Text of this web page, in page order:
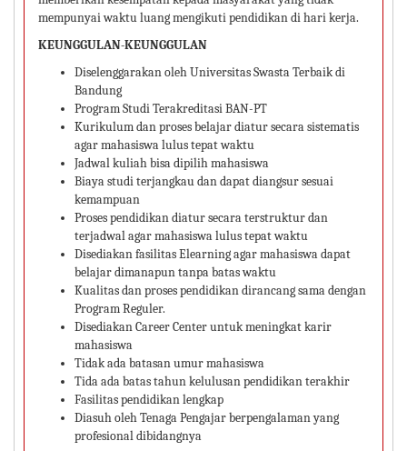
mempunyai waktu luang mengikuti pendidikan di hari kerja.
KEUNGGULAN-KEUNGGULAN
Diselenggarakan oleh Universitas Swasta Terbaik di
Bandung
Program Studi Terakreditasi BAN-PT
Kurikulum dan proses belajar diatur secara sistematis
agar mahasiswa lulus tepat waktu
Jadwal kuliah bisa dipilih mahasiswa
Biaya studi terjangkau dan dapat diangsur sesuai
kemampuan
Proses pendidikan diatur secara terstruktur dan
terjadwal agar mahasiswa lulus tepat waktu
Disediakan fasilitas Elearning agar mahasiswa dapat
belajar dimanapun tanpa batas waktu
Kualitas dan proses pendidikan dirancang sama dengan
Program Reguler.
Disediakan Career Center untuk meningkat karir
mahasiswa
Tidak ada batasan umur mahasiswa
Tida ada batas tahun kelulusan pendidikan terakhir
Fasilitas pendidikan lengkap
Diasuh oleh Tenaga Pengajar berpengalaman yang
profesional dibidangnya